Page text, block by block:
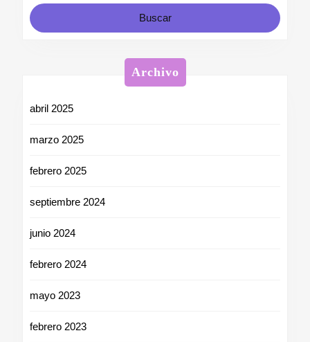
Archivo
abril 2025
marzo 2025
febrero 2025
septiembre 2024
junio 2024
febrero 2024
mayo 2023
febrero 2023